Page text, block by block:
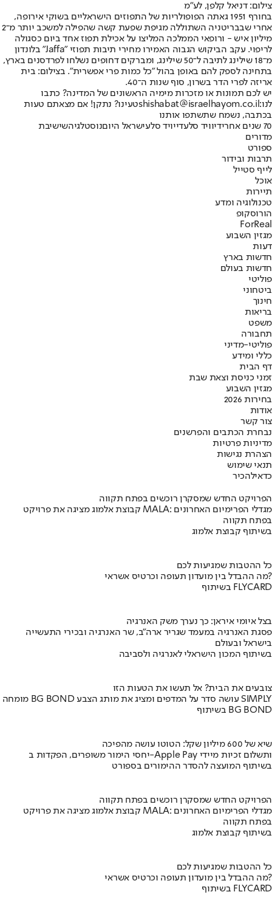
צילום: דניאל קלפן, לע"מ
בחורף 1951 גאתה הפופולריות של התפוזים הישראליים בשוקי אירופה,
אחרי שבבריטניה השתוללה מגיפת שפעת קשה שהפילה למשכב יותר מ־2
מיליון איש - ורופאי הממלכה המליצו על אכילת תפוז אחד ביום כסגולה
לריפוי. עקב הביקוש הגבוה האמירו מחירי תיבות תפוזי "Jaffa" בלונדון
מ־18 שילינג לתיבה ל־50 שילינג, ומברקים דחופים נשלחו לפרדסנים בארץ,
בתחינה לספק להם באופן בהול "כל כמות פרי אפשרית". בצילום: בית
אריזה לפרי הדר בשרון, סוף שנות ה־40.
יש לכם תמונות או מזכרות מימיה הראשונים של המדינה? כתבו
לנו: shishabat@israelhayom.co.ilטעינו? נתקן! אם מצאתם טעות
בכתבה, נשמח שתשתפו אותנו
70 שנים אחרי
דיוויד סלעדייויד סלעישראל היוםנוסטלגיהשישיבת
מדורים
ספורט
תרבות ובידור
לייף סטייל
אוכל
תיירות
טכנולוגיה ומדע
הורוסקופ
ForReal
מגזין השבוע
דעות
חדשות בארץ
חדשות בעולם
פוליטי
ביטחוני
חינוך
בריאות
משפט
תחבורה
פוליטי-מדיני
כללי ומידע
דף הבית
זמני כניסת וצאת שבת
מגזין השבוע
בחירות 2026
אודות
צור קשר
נבחרת הכתבים והפרשנים
מדיניות פרטיות
הצהרת נגישות
תנאי שימוש
כדאילהכיר
הפרויקט החדש שמסקרן רוכשים בפתח תקווה
קבוצת אלמוג מציגה את פרויקט MALA: מגדלי הפרימיום האחרונים
בפתח תקווה
בשיתוף קבוצת אלמוג
כל ההטבות שמגיעות לכם
מה ההבדל בין מועדון תעופה וכרטיס אשראי?
בשיתוף FLYCARD
בצל איומי איראן: כך נערך משק האנרגיה
פסגת האנרגיה במעמד שגריר ארה"ב, שר האנרגיה ובכירי התעשייה
בישראל ובעולם
בשיתוף המכון הישראלי לאנרגיה ולסביבה
צובעים את הבית? אל תעשו את הטעות הזו
מומחה BG BOND עושה סדר על המדפים ומציג את מותג הצבע SIMPLY
בשיתוף BG BOND
שיא של 600 מיליון שקל: הטוטו עושה מהפיכה
יחסי הימור משופרים, הפקדות ב-Apple Pay ותשלום זכיות מיידי
בשיתוף המועצה להסדר ההימורים בספורט
הפרויקט החדש שמסקרן רוכשים בפתח תקווה
קבוצת אלמוג מציגה את פרויקט MALA: מגדלי הפרימיום האחרונים
בפתח תקווה
בשיתוף קבוצת אלמוג
כל ההטבות שמגיעות לכם
מה ההבדל בין מועדון תעופה וכרטיס אשראי?
בשיתוף FLYCARD